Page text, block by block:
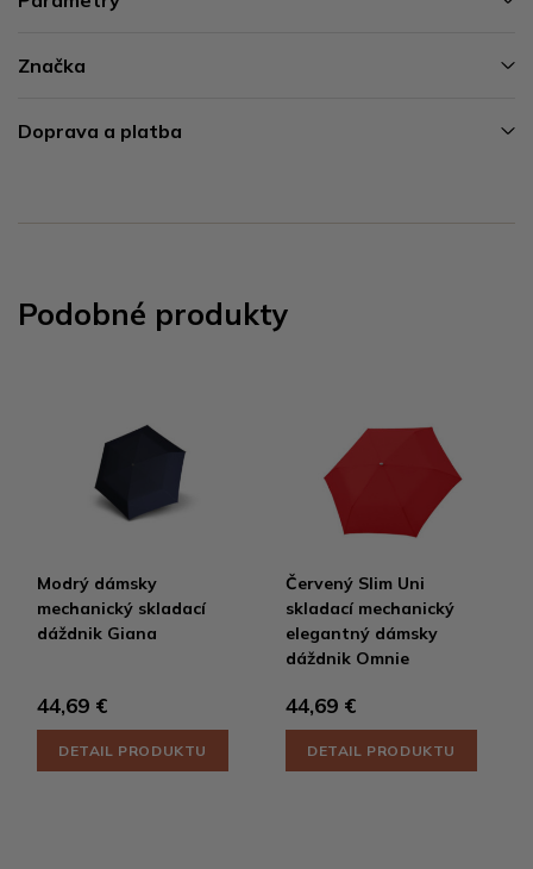
Značka
Doprava a platba
Podobné produkty
Modrý dámsky
mechanický skladací
dáždnik Giana
44,69 €
DETAIL PRODUKTU
Červený Slim Uni
skladací mechanický
elegantný dámsky
dáždnik Omnie
44,69 €
DETAIL PRODUKTU